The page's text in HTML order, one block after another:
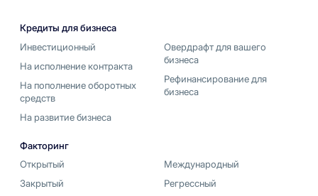
Кредиты для бизнеса
Инвестиционный
На исполнение контракта
На пополнение оборотных
средств
На развитие бизнеса
Овердрафт для вашего
бизнеса
Рефинансирование для
бизнеса
Факторинг
Открытый
Закрытый
Международный
Регрессный